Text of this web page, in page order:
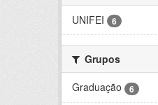
UNIFEI
6
Grupos
Graduação
6